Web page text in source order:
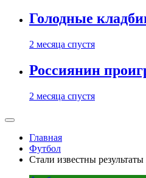
Голодные
2 месяца спустя
Россиянин
2 месяца спустя
Главная
Футбол
Стали известны